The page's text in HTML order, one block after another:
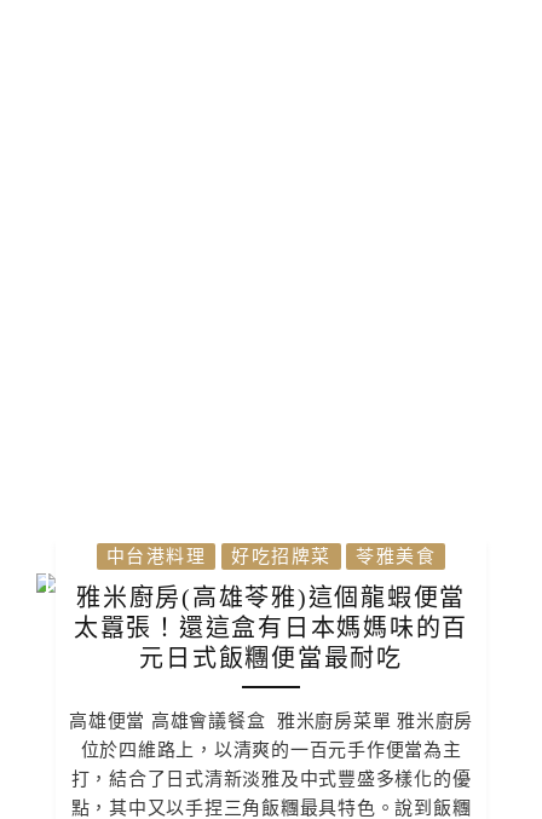
中台港料理 好吃招牌菜 苓雅美食
雅米廚房(高雄苓雅)這個龍蝦便當
太囂張！還這盒有日本媽媽味的百
元日式飯糰便當最耐吃
高雄便當 高雄會議餐盒 雅米廚房菜單 雅米廚房
位於四維路上，以清爽的一百元手作便當為主
打，結合了日式清新淡雅及中式豐盛多樣化的優
點，其中又以手捏三角飯糰最具特色。說到飯糰